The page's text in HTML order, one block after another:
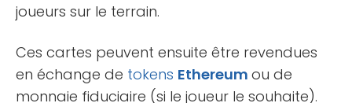
joueurs sur le terrain.
Ces cartes peuvent ensuite être revendues
en échange de tokens Ethereum ou de
monnaie fiduciaire (si le joueur le souhaite).